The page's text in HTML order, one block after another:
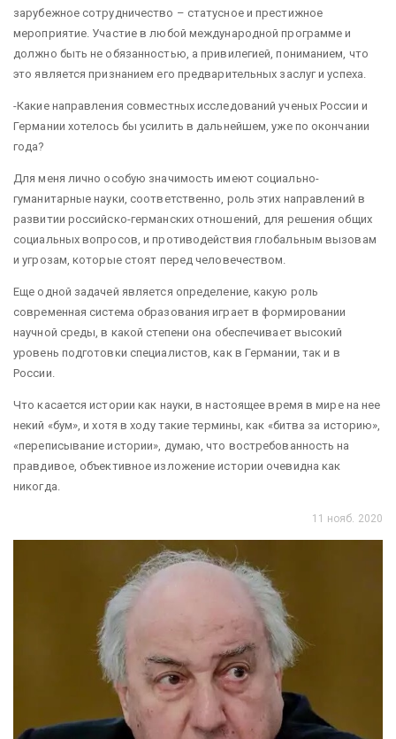
зарубежное сотрудничество – статусное и престижное
мероприятие. Участие в любой международной программе и
должно быть не обязанностью, а привилегией, пониманием, что
это является признанием его предварительных заслуг и успеха.
-Какие направления совместных исследований ученых России и
Германии хотелось бы усилить в дальнейшем, уже по окончании
года?
Для меня лично особую значимость имеют социально-
гуманитарные науки, соответственно, роль этих направлений в
развитии российско-германских отношений, для решения общих
социальных вопросов, и противодействия глобальным вызовам
и угрозам, которые стоят перед человечеством.
Еще одной задачей является определение, какую роль
современная система образования играет в формировании
научной среды, в какой степени она обеспечивает высокий
уровень подготовки специалистов, как в Германии, так и в
России.
Что касается истории как науки, в настоящее время в мире на нее
некий «бум», и хотя в ходу такие термины, как «битва за историю»,
«переписывание истории», думаю, что востребованность на
правдивое, объективное изложение истории очевидна как
никогда.
11 нояб. 2020